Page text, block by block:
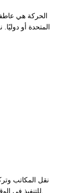
الحركة هي
المتحدة أو
نقل المكاتب